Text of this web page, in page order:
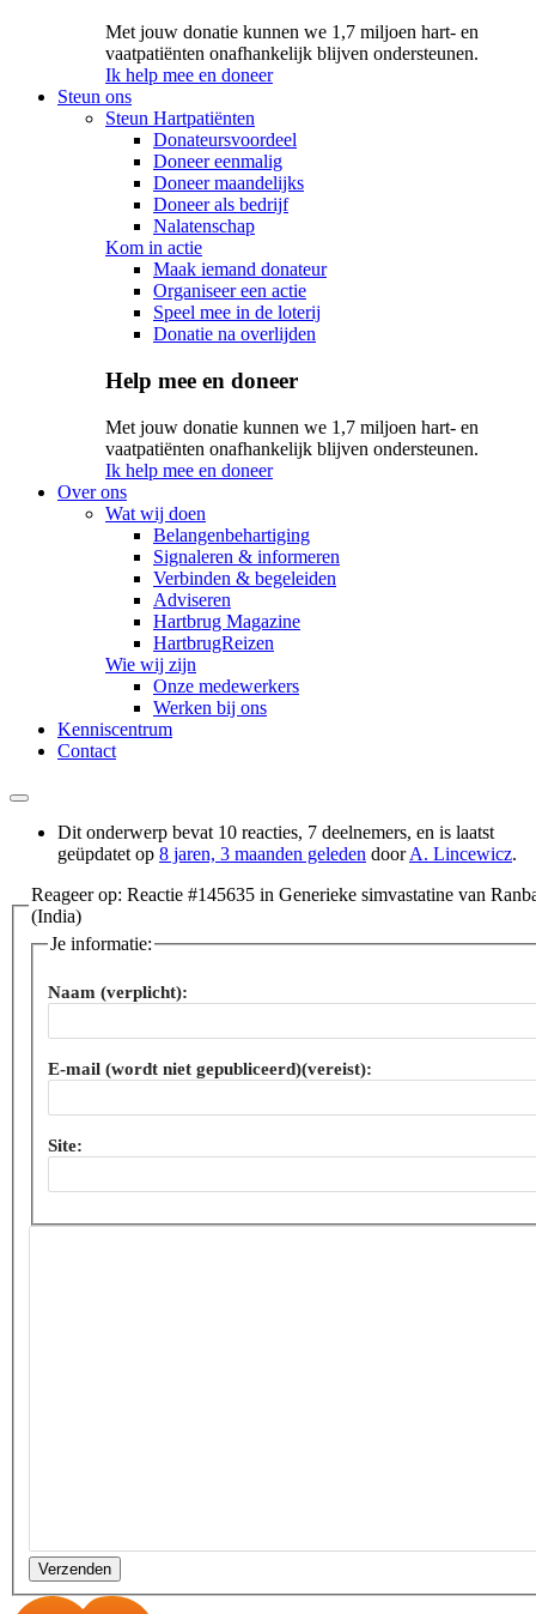
Met jouw donatie kunnen we 1,7 miljoen hart- en
vaatpatiënten onafhankelijk blijven ondersteunen.
Ik help mee en doneer
Steun ons
Steun Hartpatiënten
Donateursvoordeel
Doneer eenmalig
Doneer maandelijks
Doneer als bedrijf
Nalatenschap
Kom in actie
Maak iemand donateur
Organiseer een actie
Speel mee in de loterij
Donatie na overlijden
Help mee en doneer
Met jouw donatie kunnen we 1,7 miljoen hart- en
vaatpatiënten onafhankelijk blijven ondersteunen.
Ik help mee en doneer
Over ons
Wat wij doen
Belangenbehartiging
Signaleren & informeren
Verbinden & begeleiden
Adviseren
Hartbrug Magazine
HartbrugReizen
Wie wij zijn
Onze medewerkers
Werken bij ons
Kenniscentrum
Contact
Dit onderwerp bevat 10 reacties, 7 deelnemers, en is laatst
geüpdatet op 8 jaren, 3 maanden geleden doorA. Lincewicz.
Reageer op: Reactie #145635 in Generieke simvastatine van
(India)
Je informatie:
Naam (verplicht):
E-mail (wordt niet gepubliceerd)(vereist):
Site:
Verzenden